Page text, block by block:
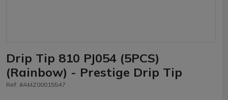
Drip Tip 810 PJ054 (5PCS)
(Rainbow) - Prestige Drip Tip
Ref: #AMZ00015547